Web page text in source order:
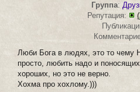
Группа:
Репутация:
(
Люби Бога в людях, это то чему
просто, любить надо и
хороших, но это не верно.
Хохма про хохлому.)))